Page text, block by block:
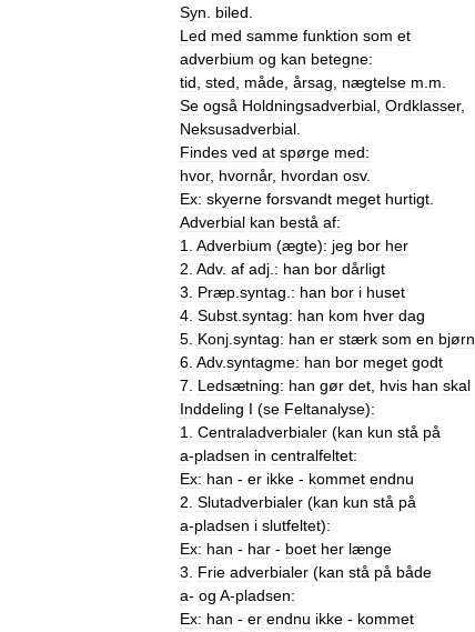
Syn biled
Led med samme funktion som et
adverbium og kan betegne:
tid sted måde årsag nægtelse m m
Se også Holdningsadverbial Ordklasser,
Neksusadverbial
Findes ved at spørge med:
hvor, hvornår, hvordan osv.
Ex: skyerne forsvandt meget hurtigt
Adverbial kan bestå af:
1
Adverbium (ægte): jeg bor her
2 Adv. af adj : han bor dårligt
3
Præp syntag : han bor i huset
4 Subst syntag: han kom hver dag
5 Konj syntag: han er stærk som en bjørn
6 Adv.syntagme: han bor meget godt
7
Ledsætning: han gør det hvis han skal
Inddeling I (se Feltanalyse):
1
Centraladverbialer (kan kun stå på
a-pladsen in centralfeltet:
Ex: han - er ikke - kommet endnu
2 Slutadverbialer (kan kun stå på
a-pladsen i slutfeltet):
Ex: han - har - boet her længe
3
Frie adverbialer (kan stå på både
a- og A-pladsen:
Ex: han - er endnu ikke - kommet